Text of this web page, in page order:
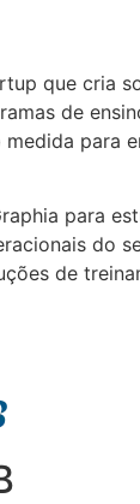
que cria
de
para
para
do
de